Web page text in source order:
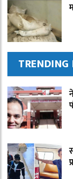
TRENDING